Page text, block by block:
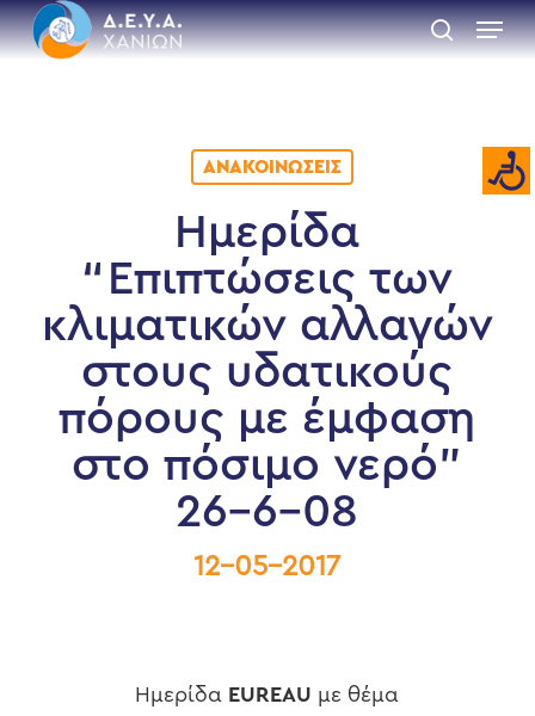
Skip
to
main
search
Menu
ΑΝΑΚΟΙΝΏΣΕΙΣ
Hμερίδα
“Επιπτώσεις των
κλιματικών αλλαγών
στους υδατικούς
πόρους με έμφαση
στο πόσιμο νερό”
26-6-08
12-05-2017
Ημερίδα EUREAU με θέμα